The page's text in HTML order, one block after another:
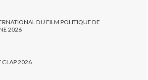
DU FILM POLITIQUE DE
2026
CLAP 2026